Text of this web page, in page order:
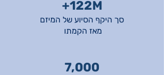
122M+
סך היקף הסיוע של המיזם
מאז הקמתו
7,000